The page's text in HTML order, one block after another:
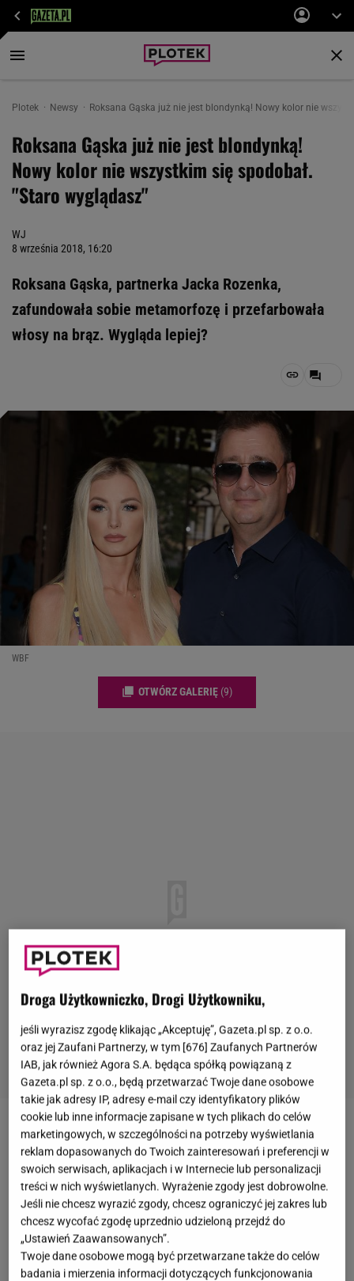
Plotek Newsy Roksana Gąska już nie jest blondynką! Nowy kolor nie
Roksana Gąska już nie jest blondynką!
Nowy kolor nie wszystkim się spodobał.
"Staro wyglądasz"
WJ
8 września 2018, 16:20
Roksana Gąska, partnerka Jacka Rozenka,
zafundowała sobie metamorfozę i przefarbowała
włosy na brąz. Wygląda lepiej?
WBF
OTWÓRZ GALERIĘ (9)
Roksana Gąskaczęstobyła porównywana do byłej
żony swojego obecnego partnera,Małgorzaty
Rozenek-Majdan . Długie blondwłosy i podobny styl
ubierania świadczyły - zdaniem niektórych - o tym,
że Roxy inspiruje się "Perfekcyjną". Teraz podobnych
insynuacji będzie zapewne mniej, bo ukochana
Jacka Rozenka przefarbowała się na brąz. Efektem
Droga Użytkowniczko, Drogi Użytkowniku,
jeśli wyrazisz zgodę klikając „Akceptuję”, Gazeta.pl sp. z o.o.
oraz jej Zaufani Partnerzy, w tym [676] Zaufanych Partnerów
IAB, jak również Agora S.A. będąca spółką powiązaną z
Gazeta.pl sp. z o.o., będą przetwarzać Twoje dane osobowe
takie jak adresy IP, adresy e-mail czy identyfikatory plików
cookie lub inne informacje zapisane w tych plikach do celów
marketingowych, w szczególności na potrzeby wyświetlania
reklam dopasowanych do Twoich zainteresowań i preferencji w
swoich serwisach, aplikacjach i w Internecie lub personalizacji
treści w nich wyświetlanych. Wyrażenie zgody jest dobrowolne.
Jeśli nie chcesz wyrazić zgody, chcesz ograniczyć jej zakres lub
chcesz wycofać zgodę uprzednio udzieloną przejdź do
„Ustawień Zaawansowanych”.
Twoje dane osobowe mogą być przetwarzane także do celów
badania i mierzenia informacji dotyczących funkcjonowania